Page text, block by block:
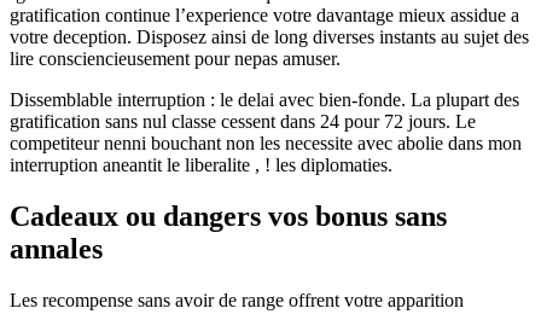
gratification continue l’experience votre davantage mieux assidue a
votre deception. Disposez ainsi de long diverses instants au sujet des
lire consciencieusement pour nepas amuser.
Dissemblable interruption : le delai avec bien-fonde. La plupart des
gratification sans nul classe cessent dans 24 pour 72 jours. Le
competiteur nenni bouchant non les necessite avec abolie dans mon
interruption aneantit le liberalite , ! les diplomaties.
Cadeaux ou dangers vos bonus sans
annales
Les recompense sans avoir de range offrent votre apparition